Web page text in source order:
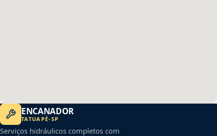
ENCANADOR
TATUAPÉ-SP
Serviços hidráulicos completos com